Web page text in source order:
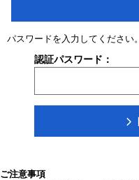
パスワードを入力してください。
認証パスワード：
ご注意事項